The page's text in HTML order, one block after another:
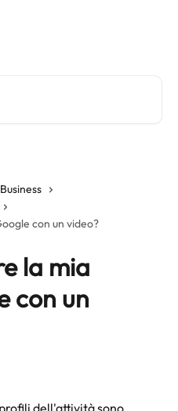
con un video?
la mia
con un
dell'attività sono